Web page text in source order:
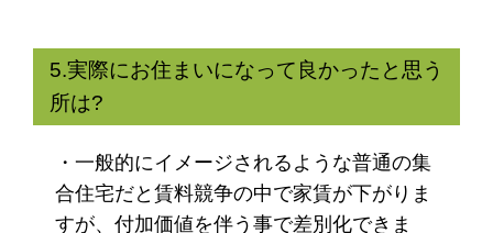
5.実際にお住まいになって良かったと思う
所は?
・一般的にイメージされるような普通の集
合住宅だと賃料競争の中で家賃が下がりま
すが、付加価値を伴う事で差別化できま